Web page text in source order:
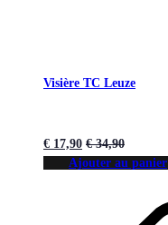
Visière TC Leuze
€ 17,90 €34,90
Ajouter au panier